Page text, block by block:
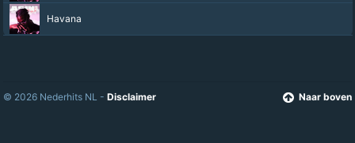
Ze Willen Mee
Lil' Kleine
Naar boven
© 2026 Nederhits NL - Disclaimer